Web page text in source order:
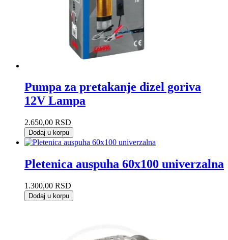
Pumpa za pretakanje dizel goriva
12V Lampa
2.650,00 RSD
Dodaj u korpu
Pletenica auspuha 60x100 univerzalna
1.300,00 RSD
Dodaj u korpu